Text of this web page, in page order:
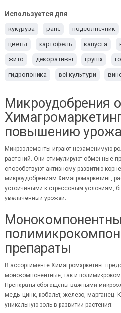
Используется для
кукуруза рапс подсолнечник
цветы картофель капуста
жито декоративні груша
гидропоника всі культури
Микроудобрения
повышению
Микроэлементы играют незаменимую
растений. Они стимулируют обменные
способствуют активному развитию
микроудобрениям Химагромаркетинг,
устойчивыми к стрессовым условиям,
увеличенный урожай.
препараты
В ассортименте Химагромаркетинг
монокомпонентные, так и
Препараты обогащены важными
медь, цинк, кобальт, железо, марганец.
уникальную роль в развитии растения: